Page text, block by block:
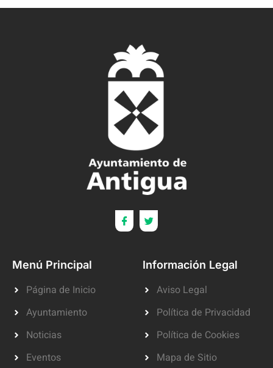
Menú Principal
Página de Inicio
Ayuntamiento
Noticias
Eventos
Información Legal
Aviso Legal
Política de Privacidad
Política de Cookies
Mapa de Sitio